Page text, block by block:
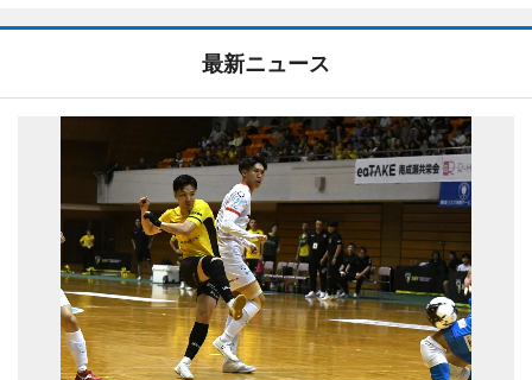
最新ニュース